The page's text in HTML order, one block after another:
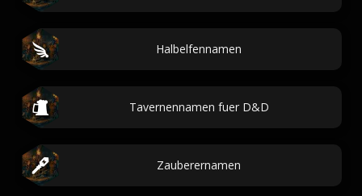
Halbelfennamen
Tavernennamen fuer D&D
Zauberernamen